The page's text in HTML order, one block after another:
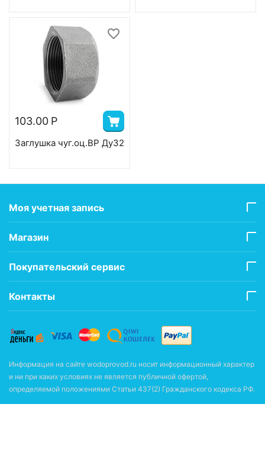
103.00 Р
Заглушка чуг.оц.ВР Ду32
Моя учетная запись
Магазин
Покупательский сервис
Контакты
Информация на сайте wodoprovod.ru носит информационный характер
и ни при каких условиях не является публичной офертой,
определяемой положениями Статьи 437(2) Гражданского кодекса РФ.